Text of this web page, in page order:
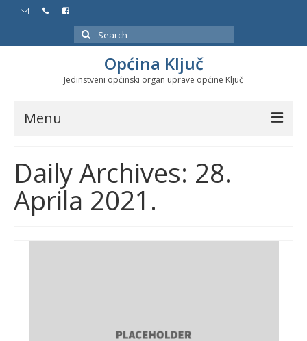
Search
for:
Općina Ključ
Jedinstveni općinski organ uprave općine Ključ
Menu
Službeni glasnici
Javne nabavke
Značajni datumi i manifestacije
Daily Archives: 28.
Aprila 2021.